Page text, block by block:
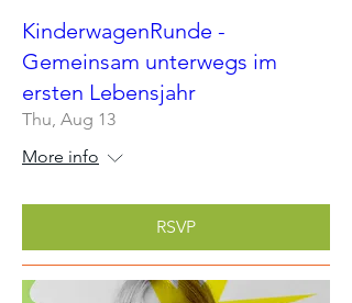
KinderwagenRunde -
Gemeinsam unterwegs im
ersten Lebensjahr
Thu, Aug 13
More info
RSVP